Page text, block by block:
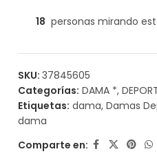
18 personas mirando
SKU: 37845605
Categorías: DAMA *,
Etiquetas: dama, Damas
dama
Comparte en: